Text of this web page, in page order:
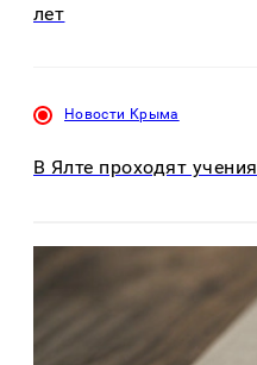
лет
Новости Крыма
В Ялте проходят учения